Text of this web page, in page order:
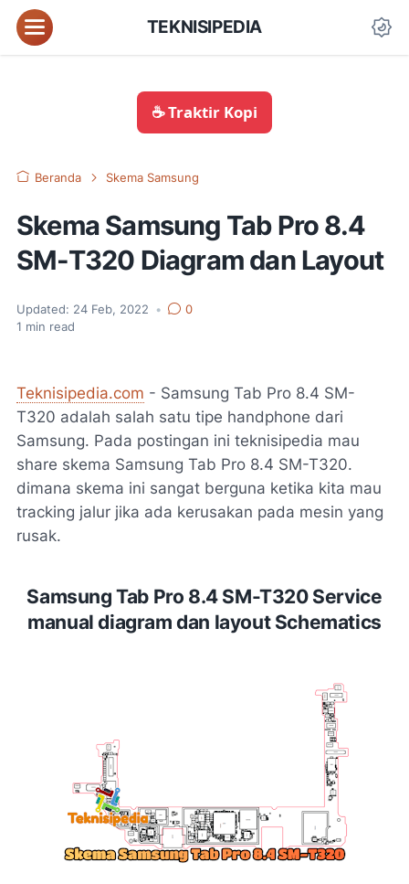
TEKNISIPEDIA
☕ Traktir Kopi
Beranda Skema Samsung
Skema Samsung Tab Pro 8.4
SM-T320 Diagram dan Layout
Updated: 24 Feb, 2022 •
0
1 min read
Teknisipedia.com - Samsung Tab Pro 8.4 SM-
T320 adalah salah satu tipe handphone dari
Samsung. Pada postingan ini teknisipedia mau
share skema Samsung Tab Pro 8.4 SM-T320.
dimana skema ini sangat berguna ketika kita mau
tracking jalur jika ada kerusakan pada mesin yang
rusak.
SamsungTab Pro 8.4 SM-T320 Service
manual diagram dan layout Schematics